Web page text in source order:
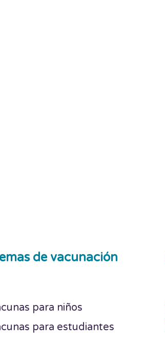
de vacunación
para niños
para estudiantes